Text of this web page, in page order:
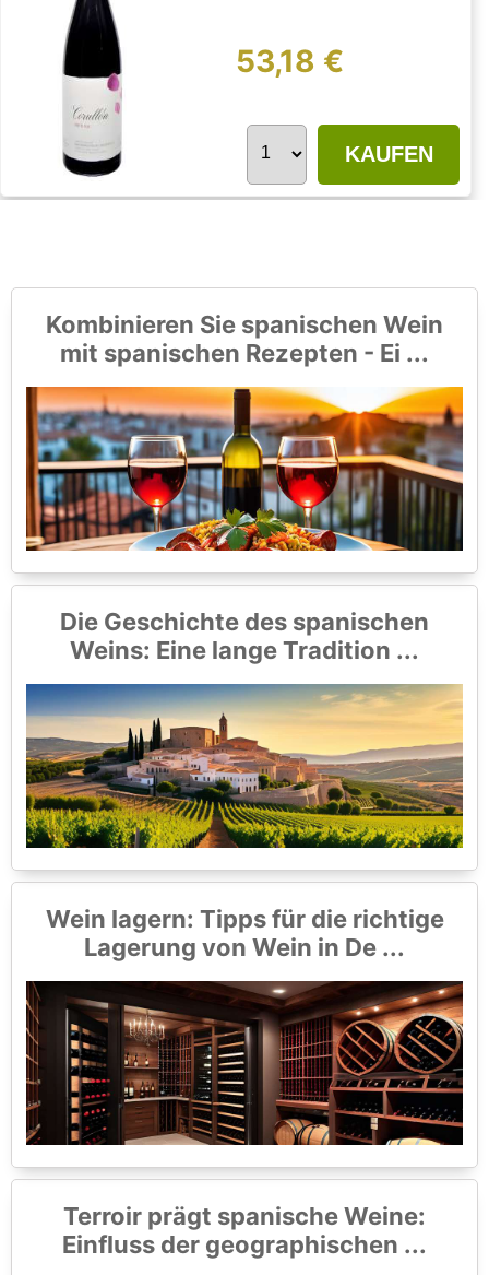
53,18 €
KAUFEN
Kombinieren Sie spanischen Wein
mit spanischen Rezepten - Ei ...
Die Geschichte des spanischen
Weins: Eine lange Tradition ...
Wein lagern: Tipps für die richtige
Lagerung von Wein in De ...
Terroir prägt spanische Weine:
Einfluss der geographischen ...